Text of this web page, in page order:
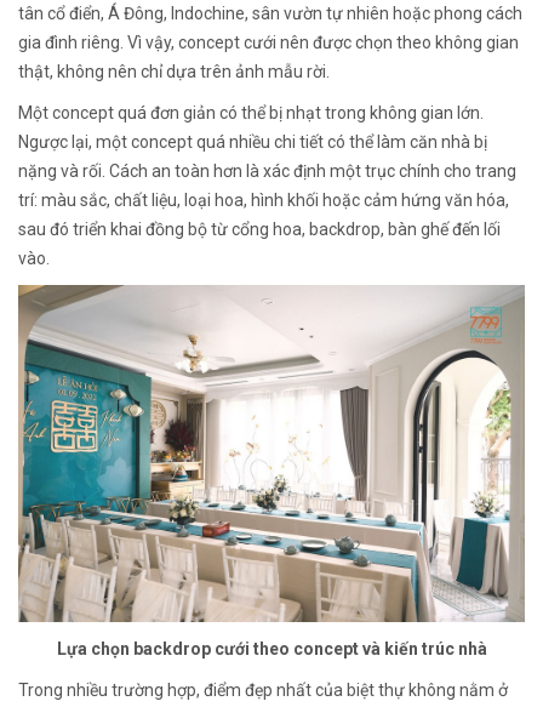
tân cổ điển, Á Đông, Indochine, sân vườn tự nhiên hoặc phong cách
gia đình riêng. Vì vậy, concept cưới nên được chọn theo không gian
thật, không nên chỉ dựa trên ảnh mẫu rời.
Một concept quá đơn giản có thể bị nhạt trong không gian lớn.
Ngược lại, một concept quá nhiều chi tiết có thể làm căn nhà bị
nặng và rối. Cách an toàn hơn là xác định một trục chính cho trang
trí: màu sắc, chất liệu, loại hoa, hình khối hoặc cảm hứng văn hóa,
sau đó triển khai đồng bộ từ cổng hoa, backdrop, bàn ghế đến lối
vào.
Lựa chọn backdrop cưới theo concept và kiến trúc nhà
Trong nhiều trường hợp, điểm đẹp nhất của biệt thự không nằm ở